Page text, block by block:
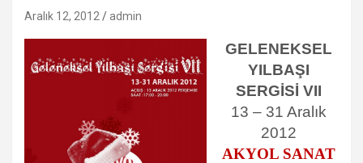
Aralık 12, 2012 admin
GELENEKSEL
YILBAŞI
SERGİSİ VII
13 – 31 Aralık
2012
AKYOL SANAT